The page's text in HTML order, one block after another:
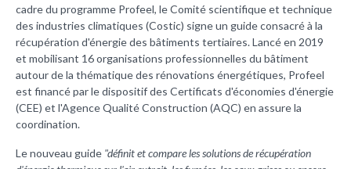
cadre du programme Profeel, le Comité scientifique et technique
des industries climatiques (Costic) signe un guide consacré à la
récupération d'énergie des bâtiments tertiaires. Lancé en 2019
et mobilisant 16 organisations professionnelles du bâtiment
autour de la thématique des rénovations énergétiques, Profeel
est financé par le dispositif des Certificats d'économies d'énergie
(CEE) et l'Agence Qualité Construction (AQC) en assure la
coordination.
Le nouveau guide "définit et compare les solutions de récupération